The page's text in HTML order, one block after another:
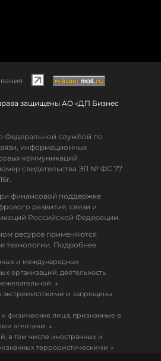
защищены АО «ДП Бизнес
Федеральной службой по
информационных
коммуникаций
свидетельства ЭЛ № ФС 77
финансовой поддержке
развития, связи и
Российской Федерации.
ресурсе применяются
технологии. Подробнее.
и международных
организаций, деятельность
↓
и запрещены
физические лица, признанные в
агентами: ↓
в том числе иностранных и
террористическими ↓